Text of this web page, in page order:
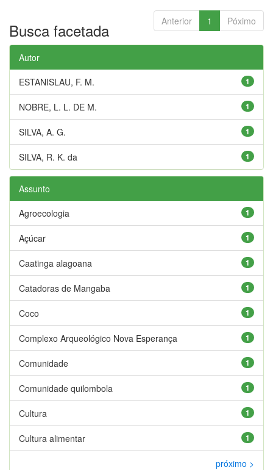
Anterior 1 Póximo
Busca facetada
Autor
1
ESTANISLAU, F. M.
1
NOBRE, L. L. DE M.
1
SILVA, A. G.
1
SILVA, R. K. da
Assunto
1
Agroecologia
1
Açúcar
1
Caatinga alagoana
1
Catadoras de Mangaba
1
Coco
1
Complexo Arqueológico Nova Esperança
1
Comunidade
1
Comunidade quilombola
1
Cultura
1
Cultura alimentar
próximo >